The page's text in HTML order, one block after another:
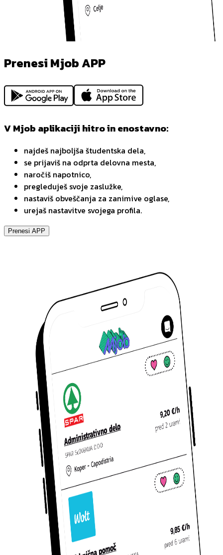
Prenesi Mjob APP
V Mjob aplikaciji hitro in enostavno:
najdeš najboljša študentska dela,
se prijaviš na odprta delovna mesta,
naročiš napotnico,
pregleduješ svoje zaslužke,
nastaviš obveščanja za zanimive oglase,
urejaš nastavitve svojega profila.
Prenesi APP